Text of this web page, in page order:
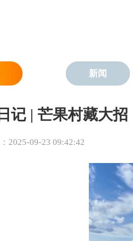
新闻
记 | 芒果村藏大
2025-09-23 09:42:42